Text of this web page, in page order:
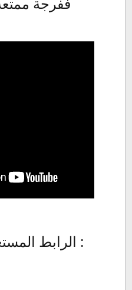
الرابط المستعمل في الفيديو :